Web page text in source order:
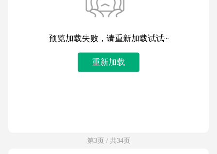
预览加载失败，请重新加载试试~
重新加载
第3页 / 共34页